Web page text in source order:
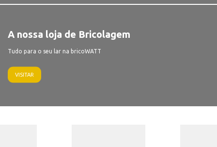
A nossa loja de Bricolagem
Tudo para o seu lar na bricoWATT
VISITAR